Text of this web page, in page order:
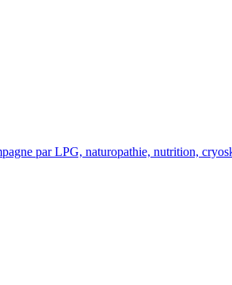
par LPG, naturopathie, nutrition,